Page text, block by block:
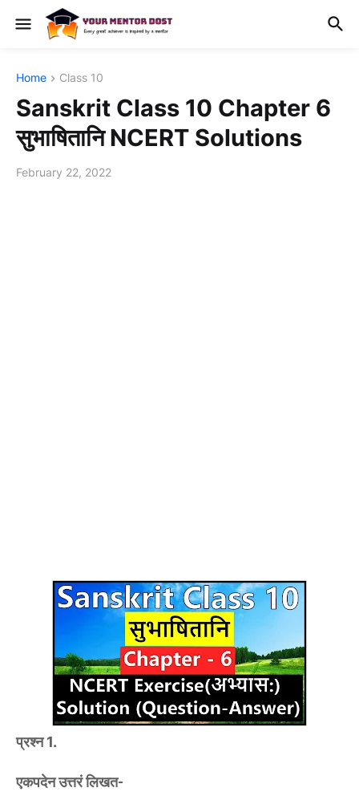
Home Class 10
Sanskrit Class 10 Chapter 6
सुभाषितानि NCERT Solutions
February 22, 2022
प्रश्न 1.
एकपदेन उत्तरं लिखत-